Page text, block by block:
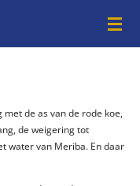
de as van de rode koe,
de weigering tot
water van Meriba. En daar